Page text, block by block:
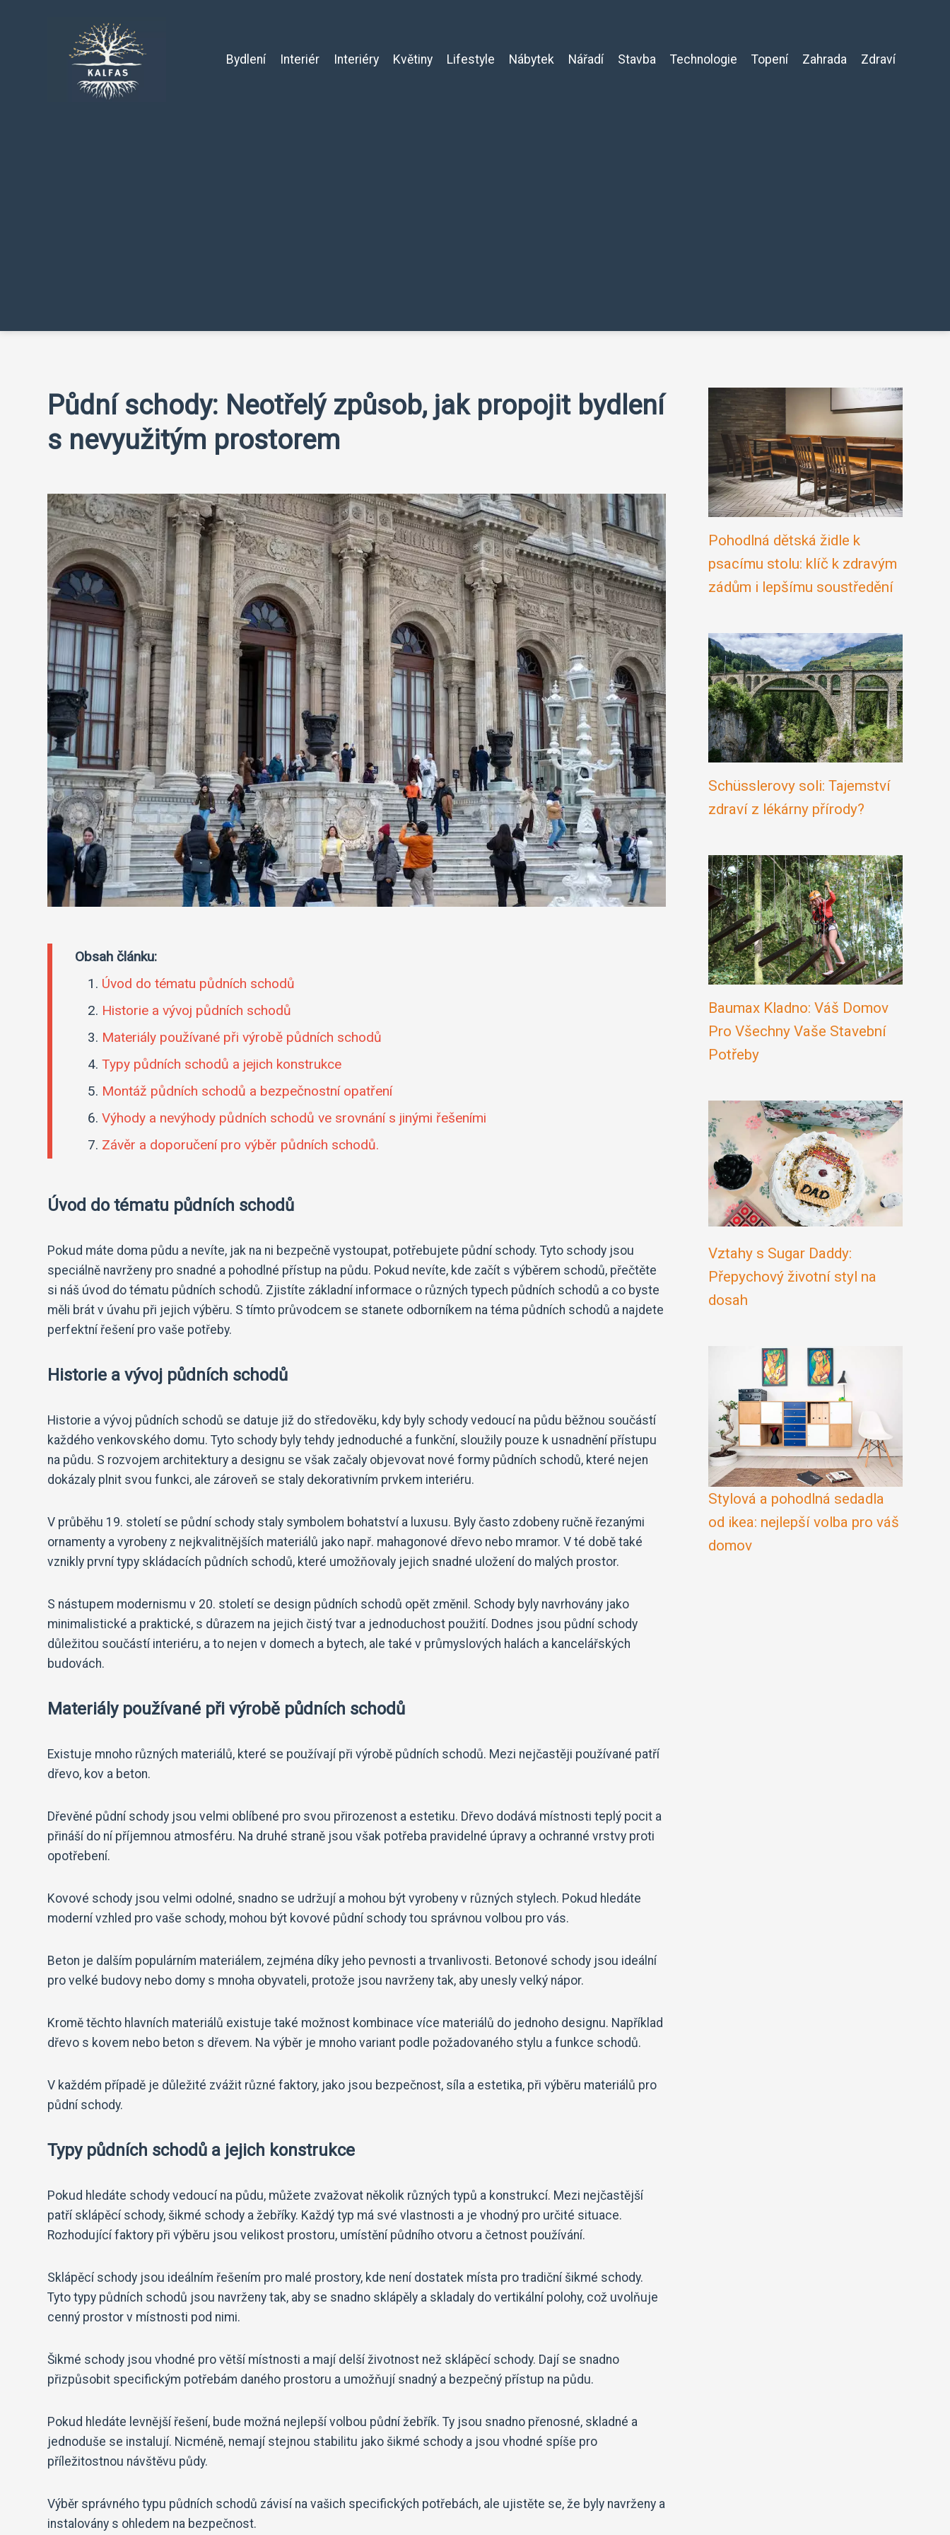
Bydlení Interiér Interiéry Květiny Lifestyle Nábytek Nářadí Stavba Technologie Topení Zahrada Zdraví
Půdní schody: Neotřelý způsob, jak propojit bydlení
s nevyužitým prostorem
Obsah článku:
Úvod do tématu půdních schodů
Historie a vývoj půdních schodů
Materiály používané při výrobě půdních schodů
Typy půdních schodů a jejich konstrukce
Montáž půdních schodů a bezpečnostní opatření
Výhody a nevýhody půdních schodů ve srovnání s jinými řešeními
Závěr a doporučení pro výběr půdních schodů.
Úvod do tématu půdních schodů
Pokud máte doma půdu a nevíte, jak na ni bezpečně vystoupat, potřebujete půdní schody. Tyto schody jsou
speciálně navrženy pro snadné a pohodlné přístup na půdu. Pokud nevíte, kde začít s výběrem schodů, přečtěte
si náš úvod do tématu půdních schodů. Zjistíte základní informace o různých typech půdních schodů a co byste
měli brát v úvahu při jejich výběru. S tímto průvodcem se stanete odborníkem na téma půdních schodů a najdete
perfektní řešení pro vaše potřeby.
Historie a vývoj půdních schodů
Historie a vývoj půdních schodů se datuje již do středověku, kdy byly schody vedoucí na půdu běžnou součástí
každého venkovského domu. Tyto schody byly tehdy jednoduché a funkční, sloužily pouze k usnadnění přístupu
na půdu. S rozvojem architektury a designu se však začaly objevovat nové formy půdních schodů, které nejen
dokázaly plnit svou funkci, ale zároveň se staly dekorativním prvkem interiéru.
V průběhu 19. století se půdní schody staly symbolem bohatství a luxusu. Byly často zdobeny ručně řezanými
ornamenty a vyrobeny z nejkvalitnějších materiálů jako např. mahagonové dřevo nebo mramor. V té době také
vznikly první typy skládacích půdních schodů, které umožňovaly jejich snadné uložení do malých prostor.
S nástupem modernismu v 20. století se design půdních schodů opět změnil. Schody byly navrhovány jako
minimalistické a praktické, s důrazem na jejich čistý tvar a jednoduchost použití. Dodnes jsou půdní schody
důležitou součástí interiéru, a to nejen v domech a bytech, ale také v průmyslových halách a kancelářských
budovách.
Materiály používané při výrobě půdních schodů
Existuje mnoho různých materiálů, které se používají při výrobě půdních schodů. Mezi nejčastěji používané patří
dřevo, kov a beton.
Dřevěné půdní schody jsou velmi oblíbené pro svou přirozenost a estetiku. Dřevo dodává místnosti teplý pocit a
přináší do ní příjemnou atmosféru. Na druhé straně jsou však potřeba pravidelné úpravy a ochranné vrstvy proti
opotřebení.
Kovové schody jsou velmi odolné, snadno se udržují a mohou být vyrobeny v různých stylech. Pokud hledáte
moderní vzhled pro vaše schody, mohou být kovové půdní schody tou správnou volbou pro vás.
Beton je dalším populárním materiálem, zejména díky jeho pevnosti a trvanlivosti. Betonové schody jsou ideální
pro velké budovy nebo domy s mnoha obyvateli, protože jsou navrženy tak, aby unesly velký nápor.
Kromě těchto hlavních materiálů existuje také možnost kombinace více materiálů do jednoho designu. Například
dřevo s kovem nebo beton s dřevem. Na výběr je mnoho variant podle požadovaného stylu a funkce schodů.
V každém případě je důležité zvážit různé faktory, jako jsou bezpečnost, síla a estetika, při výběru materiálů pro
půdní schody.
Typy půdních schodů a jejich konstrukce
Pokud hledáte schody vedoucí na půdu, můžete zvažovat několik různých typů a konstrukcí. Mezi nejčastější
patří sklápěcí schody, šikmé schody a žebříky. Každý typ má své vlastnosti a je vhodný pro určité situace.
Rozhodující faktory při výběru jsou velikost prostoru, umístění půdního otvoru a četnost používání.
Sklápěcí schody jsou ideálním řešením pro malé prostory, kde není dostatek místa pro tradiční šikmé schody.
Tyto typy půdních schodů jsou navrženy tak, aby se snadno sklápěly a skladaly do vertikální polohy, což uvolňuje
cenný prostor v místnosti pod nimi.
Šikmé schody jsou vhodné pro větší místnosti a mají delší životnost než sklápěcí schody. Dají se snadno
přizpůsobit specifickým potřebám daného prostoru a umožňují snadný a bezpečný přístup na půdu.
Pokud hledáte levnější řešení, bude možná nejlepší volbou půdní žebřík. Ty jsou snadno přenosné, skladné a
jednoduše se instalují. Nicméně, nemají stejnou stabilitu jako šikmé schody a jsou vhodné spíše pro
příležitostnou návštěvu půdy.
Výběr správného typu půdních schodů závisí na vašich specifických potřebách, ale ujistěte se, že byly navrženy a
instalovány s ohledem na bezpečnost.
Pohodlná dětská židle k
psacímu stolu: klíč k zdravým
zádům i lepšímu soustředění
Schüsslerovy soli: Tajemství
zdraví z lékárny přírody?
Baumax Kladno: Váš Domov
Pro Všechny Vaše Stavební
Potřeby
Vztahy s Sugar Daddy:
Přepychový životní styl na
dosah
Stylová a pohodlná sedadla
od ikea: nejlepší volba pro váš
domov